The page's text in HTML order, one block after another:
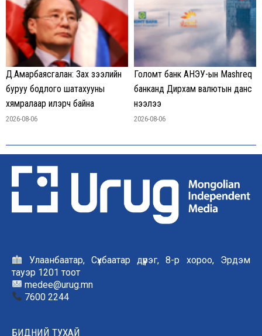
Д.Амарбаясгалан: Зах зээлийн
буруу бодлого шатахууны
хямралаар илэрч байна
2026-08-06
Голомт банк АНЭУ-ын Mashreq
банканд Дирхам валютын данс
нээлээ
2026-08-06
Улаанбаатар, Сүхбаатар дүүрэг, 8-р хороо, Эрдэм
тауэр 1201 тоот
medee@urug.mn
7600 2244
БИДНИЙ ТУХАЙ